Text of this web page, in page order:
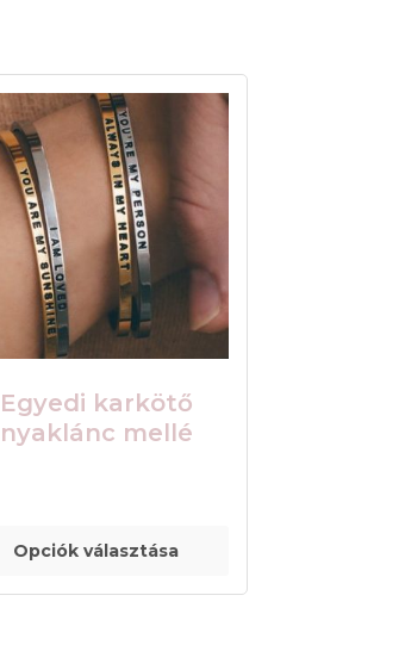
Egyedi karkötő
nyaklánc mellé
Opciók választása